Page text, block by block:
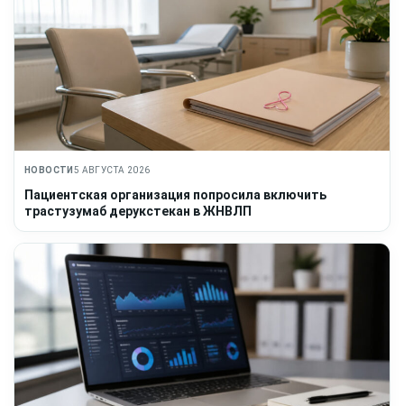
НОВОСТИ 5 АВГУСТА 2026
Пациентская организация попросила включить
трастузумаб дерукстекан в ЖНВЛП